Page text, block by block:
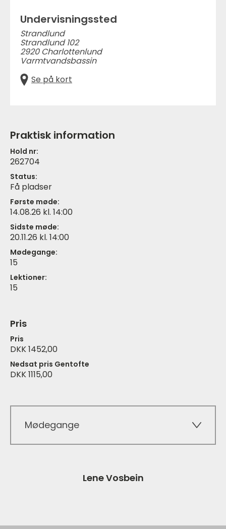
Undervisningssted
Strandlund
Strandlund 102
2920 Charlottenlund
Varmtvandsbassin
Se på kort
Praktisk information
Hold nr:
262704
Status:
Få pladser
Første møde:
14.08.26 kl. 14:00
Sidste møde:
20.11.26 kl. 14:00
Mødegange:
15
Lektioner:
15
Pris
Pris
DKK 1452,00
Nedsat pris Gentofte
DKK 1115,00
Mødegange
Lene Vosbein